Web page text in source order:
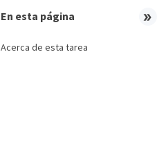
En esta página
Acerca de esta tarea